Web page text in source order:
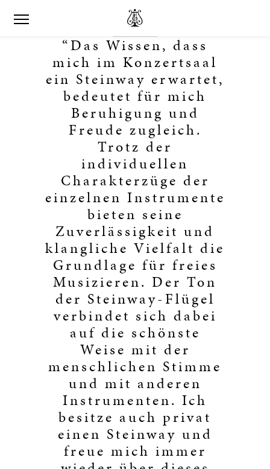
“Das Wissen, dass
mich im Konzertsaal
ein Steinway erwartet,
bedeutet für mich
Beruhigung und
Freude zugleich.
Trotz der
individuellen
Charakterzüge der
einzelnen Instrumente
bieten seine
Zuverlässigkeit und
klangliche Vielfalt die
Grundlage für freies
Musizieren. Der Ton
der Steinway-Flügel
verbindet sich dabei
auf die schönste
Weise mit der
menschlichen Stimme
und mit anderen
Instrumenten. Ich
besitze auch privat
einen Steinway und
freue mich immer